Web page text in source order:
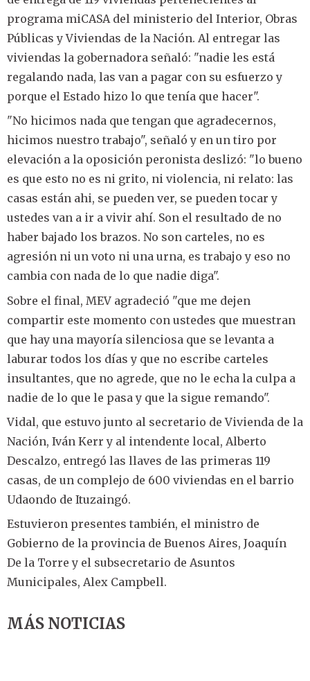
programa miCASA del ministerio del Interior, Obras
Públicas y Viviendas de la Nación. Al entregar las
viviendas la gobernadora señaló: "nadie les está
regalando nada, las van a pagar con su esfuerzo y
porque el Estado hizo lo que tenía que hacer".
"No hicimos nada que tengan que agradecernos,
hicimos nuestro trabajo", señaló y en un tiro por
elevación a la oposición peronista deslizó: "lo bueno
es que esto no es ni grito, ni violencia, ni relato: las
casas están ahi, se pueden ver, se pueden tocar y
ustedes van a ir a vivir ahí. Son el resultado de no
haber bajado los brazos. No son carteles, no es
agresión ni un voto ni una urna, es trabajo y eso no
cambia con nada de lo que nadie diga".
Sobre el final, MEV agradeció "que me dejen
compartir este momento con ustedes que muestran
que hay una mayoría silenciosa que se levanta a
laburar todos los días y que no escribe carteles
insultantes, que no agrede, que no le echa la culpa a
nadie de lo que le pasa y que la sigue remando".
Vidal, que estuvo junto al secretario de Vivienda de la
Nación, Iván Kerr y al intendente local, Alberto
Descalzo, entregó las llaves de las primeras 119
casas, de un complejo de 600 viviendas en el barrio
Udaondo de Ituzaingó.
Estuvieron presentes también, el ministro de
Gobierno de la provincia de Buenos Aires, Joaquín
De la Torre y el subsecretario de Asuntos
Municipales, Alex Campbell.
MÁS NOTICIAS